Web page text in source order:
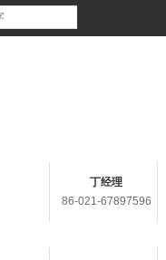
丁经理
86-021-67897596